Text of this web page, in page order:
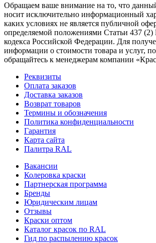
Обращаем ваше внимание на то, что
носит исключительно информационный
каких условиях не является публичной
определяемой положениями Статьи 437 (2)
кодекса Российской Федерации. Для
информации о стоимости товара и услуг,
обращайтесь к менеджерам компании
Реквизиты
Оплата заказов
Доставка заказов
Возврат товаров
Термины и обозначения
Политика конфиденциальности
Гарантия
Карта сайта
Палитра RAL
Вакансии
Колеровка краски
Партнерская программа
Бренды
Юридическим лицам
Отзывы
Краски оптом
Каталог красок по RAL
Гид по распылению красок